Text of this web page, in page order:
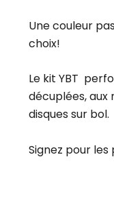
Une couleur
choix!
Le kit YBT
décuplées, aux
disques sur bol.
Signez pour